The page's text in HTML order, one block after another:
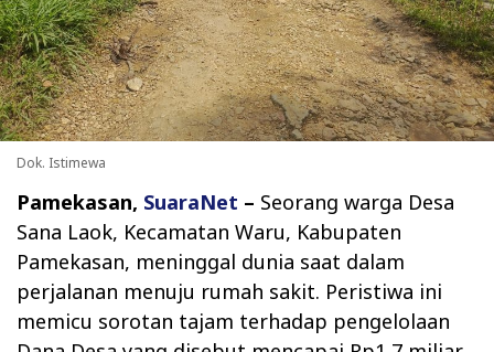
Dok. Istimewa
Pamekasan, SuaraNet – Seorang warga Desa
Sana Laok, Kecamatan Waru, Kabupaten
Pamekasan, meninggal dunia saat dalam
perjalanan menuju rumah sakit. Peristiwa ini
memicu sorotan tajam terhadap pengelolaan